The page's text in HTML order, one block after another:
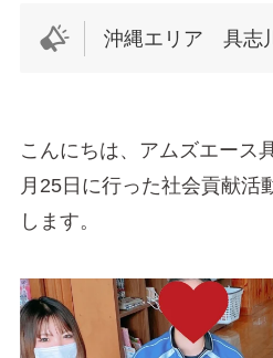
沖縄エリア 具志
こんにちは、アムズエース
月25日に行った社会貢献活
します。